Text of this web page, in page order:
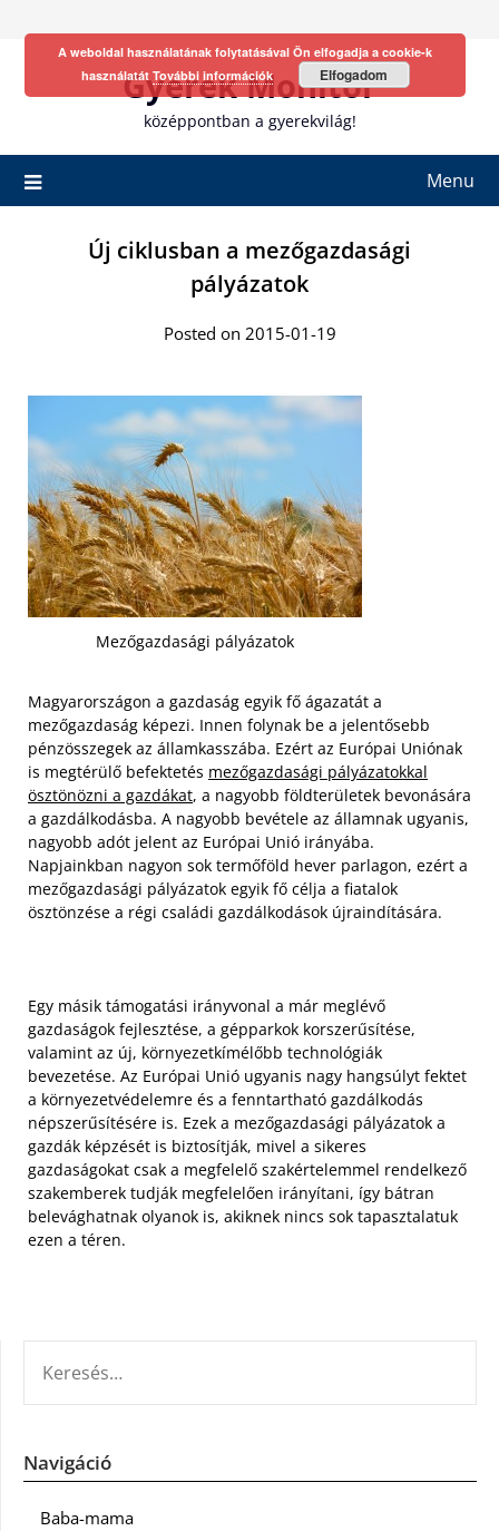
Gyerek Monitor
középpontban a gyerekvilág!
Menu
Új ciklusban a mezőgazdasági
pályázatok
Posted on 2015-01-19
Mezőgazdasági pályázatok
Magyarországon a gazdaság egyik fő ágazatát a
mezőgazdaság képezi. Innen folynak be a jelentősebb
pénzösszegek az államkasszába. Ezért az Európai Uniónak
is megtérülő befektetés mezőgazdasági pályázatokkal
ösztönözni a gazdákat, a nagyobb földterületek bevonására
a gazdálkodásba. A nagyobb bevétele az államnak ugyanis,
nagyobb adót jelent az Európai Unió irányába.
Napjainkban nagyon sok termőföld hever parlagon, ezért a
mezőgazdasági pályázatok egyik fő célja a fiatalok
ösztönzése a régi családi gazdálkodások újraindítására.
Egy másik támogatási irányvonal a már meglévő
gazdaságok fejlesztése, a gépparkok korszerűsítése,
valamint az új, környezetkímélőbb technológiák
bevezetése. Az Európai Unió ugyanis nagy hangsúlyt fektet
a környezetvédelemre és a fenntartható gazdálkodás
népszerűsítésére is. Ezek a mezőgazdasági pályázatok a
gazdák képzését is biztosítják, mivel a sikeres
gazdaságokat csak a megfelelő szakértelemmel rendelkező
szakemberek tudják megfelelően irányítani, így bátran
belevághatnak olyanok is, akiknek nincs sok tapasztalatuk
ezen a téren.
Navigáció
Baba-mama
A weboldal használatának folytatásával Ön elfogadja a cookie-k
használatát További információk Elfogadom